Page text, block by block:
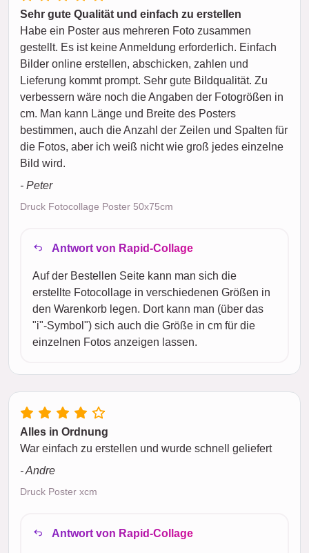
Sehr gute Qualität und einfach zu erstellen
Habe ein Poster aus mehreren Foto zusammen
gestellt. Es ist keine Anmeldung erforderlich. Einfach
Bilder online erstellen, abschicken, zahlen und
Lieferung kommt prompt. Sehr gute Bildqualität. Zu
verbessern wäre noch die Angaben der Fotogrößen in
cm. Man kann Länge und Breite des Posters
bestimmen, auch die Anzahl der Zeilen und Spalten für
die Fotos, aber ich weiß nicht wie groß jedes einzelne
Bild wird.
- Peter
Druck Fotocollage Poster 50x75cm
Antwort von Rapid-Collage
Auf der Bestellen Seite kann man sich die
erstellte Fotocollage in verschiedenen Größen in
den Warenkorb legen. Dort kann man (über das
"i"-Symbol") sich auch die Größe in cm für die
einzelnen Fotos anzeigen lassen.
Alles in Ordnung
War einfach zu erstellen und wurde schnell geliefert
- Andre
Druck Poster xcm
Antwort von Rapid-Collage